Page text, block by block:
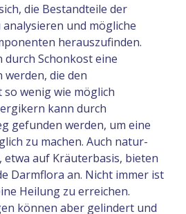
die Bestandteile der
und mög­liche
herauszufinden.
durch Schonkost eine
die den
wenig wie möglich
kann durch
gefunden werden, um eine
zu machen. Auch natur­
etwa auf Kräuterbasis, bieten
Darmflora an. Nicht immer ist
Heilung zu erreichen.
können aber gelindert und